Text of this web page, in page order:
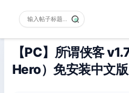
【PC】所谓侠客
Hero）免安装中文版